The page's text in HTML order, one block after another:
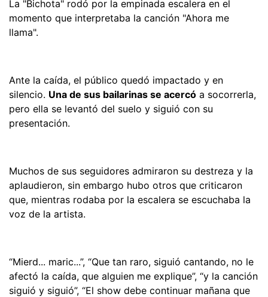
La "Bichota" rodó por la empinada escalera en el
momento que interpretaba la canción "Ahora me
llama".
Ante la caída, el público quedó impactado y en
silencio. Una de sus bailarinas se acercó a socorrerla,
pero ella se levantó del suelo y siguió con su
presentación.
Muchos de sus seguidores admiraron su destreza y la
aplaudieron, sin embargo hubo otros que criticaron
que, mientras rodaba por la escalera se escuchaba la
voz de la artista.
“Mierd... maric...”, “Que tan raro, siguió cantando, no le
afectó la caída, que alguien me explique”, “y la canción
siguió y siguió”, “El show debe continuar mañana que